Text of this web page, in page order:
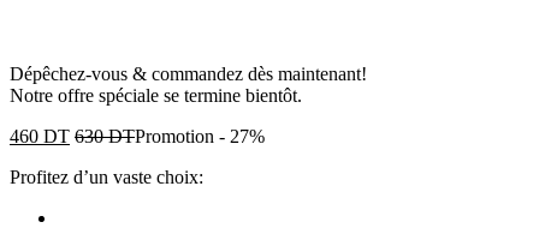
Dépêchez-vous & commandez dès maintenant!
Notre offre spéciale se termine bientôt.
460 DT 630DTPromotion - 27%
Profitez d’un vaste choix: